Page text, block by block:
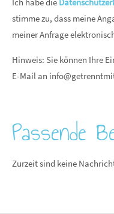
stimme zu, dass meine
meiner Anfrage
Hinweis: Sie können Ihre
E-Mail an
Passende
Zurzeit sind keine